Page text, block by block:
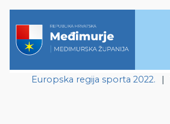
Europska regija sporta 2022. |